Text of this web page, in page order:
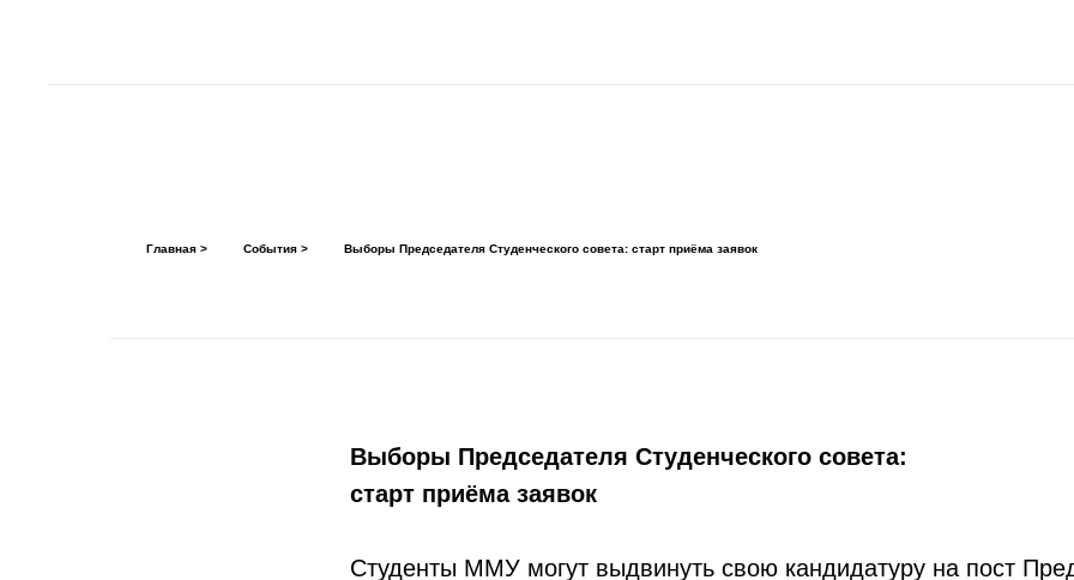
Главная > События > Выборы Председателя Студенческого совета: старт приёма заявок
Выборы Председателя Студенческого совета:
старт приёма заявок
Студенты ММУ могут выдвинуть свою кандидатуру на пост